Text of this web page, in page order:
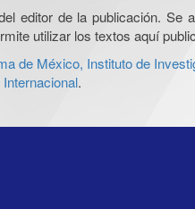
editor de la publicación.
utilizar los textos aquí
de México, Instituto de
.